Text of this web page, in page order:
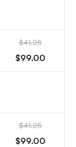
$41.25
$99.00
$41.25
$99.00